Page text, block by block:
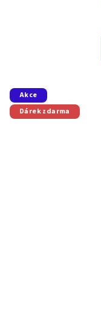
Akce
Dárek zdarma